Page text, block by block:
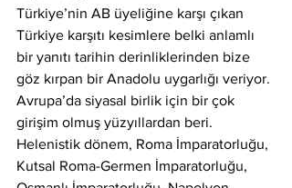
Türkiye’nin AB üyeliğine karşı çıkan
Türkiye karşıtı kesimlere belki anlamlı
bir yanıtı tarihin derinliklerinden bize
göz kırpan bir Anadolu uygarlığı veriyor.
Avrupa’da siyasal birlik için bir çok
girişim olmuş yüzyıllardan beri.
Helenistik dönem, Roma İmparatorluğu,
Kutsal Roma-Germen İmparatorluğu,